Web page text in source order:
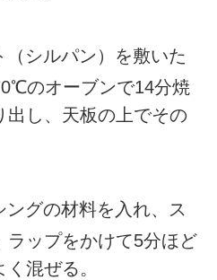
シルパン）を敷いた
のオーブンで14分焼
出し、天板の上でその
グの材料を入れ、ス
ラップをかけて5分ほど
混ぜる。